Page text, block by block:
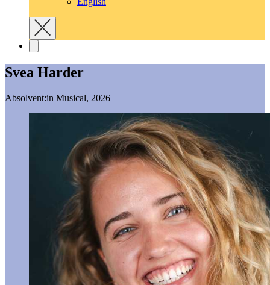
Svea Harder
Absolvent:in Musical, 2026